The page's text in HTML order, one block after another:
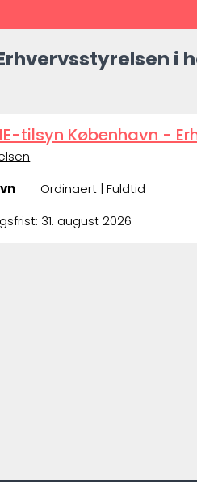
i
tilsyn København -
Ordinaert | Fuldtid
31. august 2026